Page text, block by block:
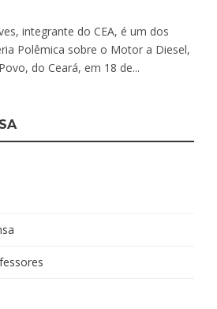
integrante do CEA, é um dos
Polêmica sobre o Motor a Diesel,
do Ceará, em 18 de...